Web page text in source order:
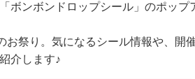
ボンボンドロップシール」のポップ
お祭り。気になるシール情報や、開
介します♪